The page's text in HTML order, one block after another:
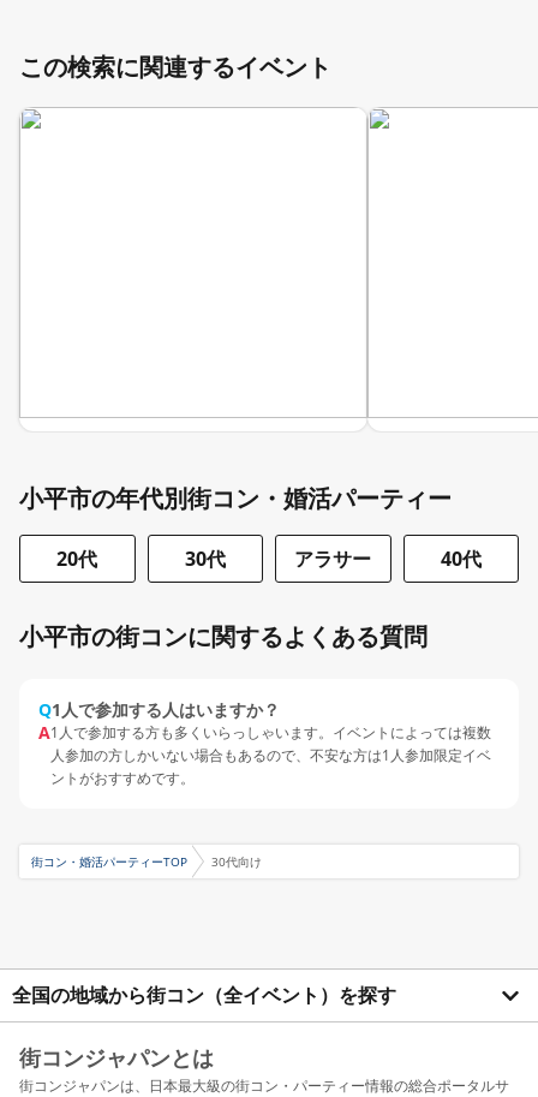
この検索に関連するイベント
小平市の年代別街コン・婚活パーティー
20代 30代 アラサー 40代
小平市の街コンに関するよくある質問
Q1人で参加する人はいますか？
A1人で参加する方も多くいらっしゃいます。イベントによっては複数
人参加の方しかいない場合もあるので、不安な方は1人参加限定イベ
ントがおすすめです。
街コン・婚活パーティーTOP 30代向け
全国の地域から街コン（全イベント）を探す
街コンジャパンとは
街コンジャパンは、日本最大級の街コン・パーティー情報の総合ポータルサ